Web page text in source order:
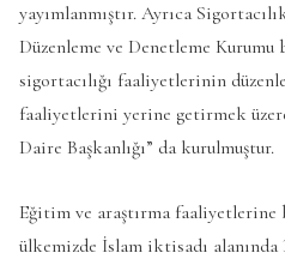
yayımlanmıştır. Ayrıca
Düzenleme ve Denetleme Kurumu
sigortacılığı faaliyetlerinin
faaliyetlerini yerine getirmek üzere
Daire Başkanlığı” da kurulmuştur.
Eğitim ve araştırma faaliyetlerine
ülkemizde İslam iktisadı alanında